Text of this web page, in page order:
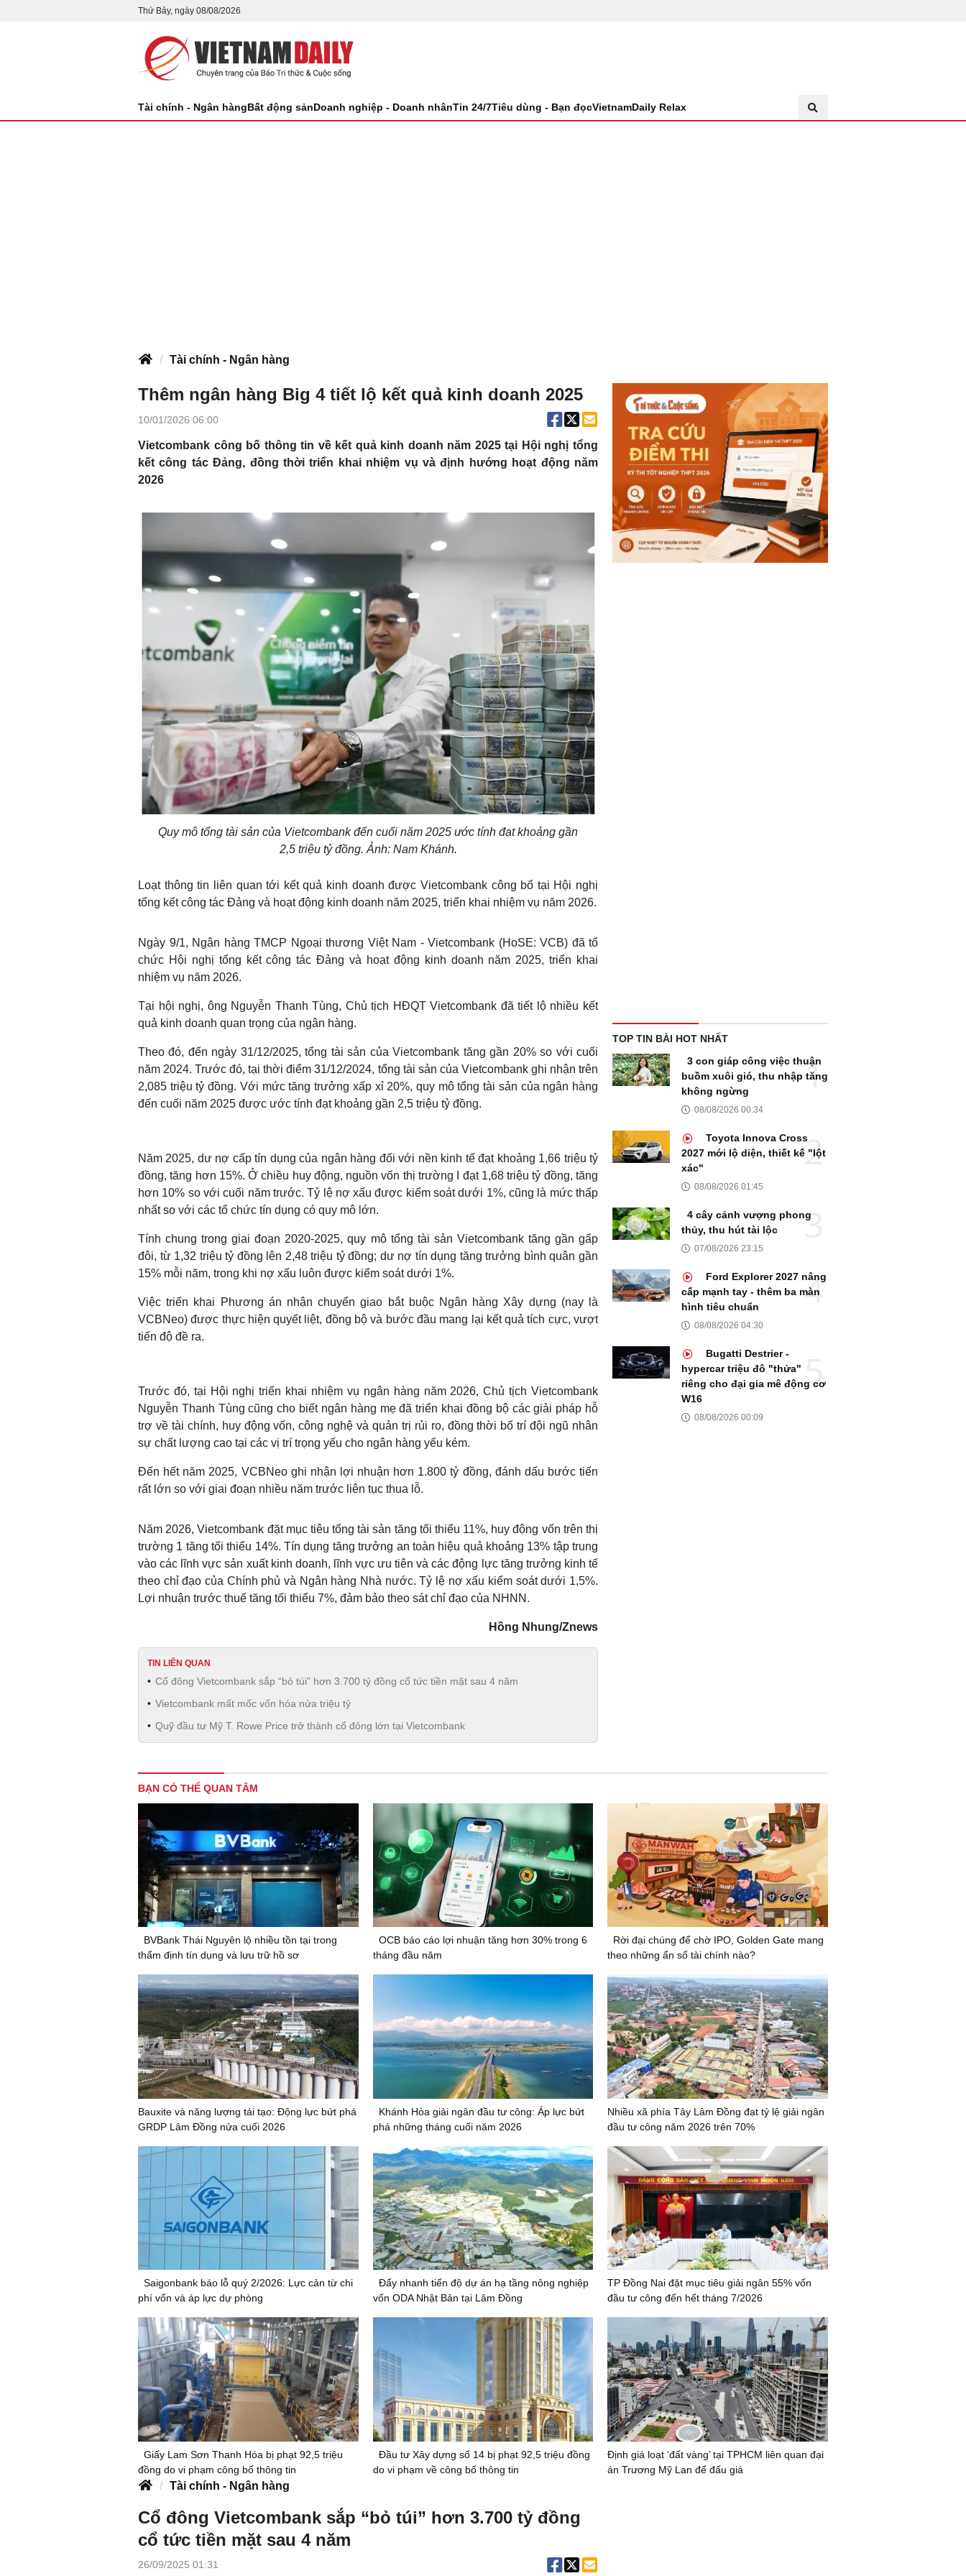
Thứ Bảy, ngày 08/08/2026
Tài chính - Ngân hàngBất động sảnDoanh nghiệp - Doanh nhânTin 24/7Tiêu dùng - Bạn đọcVietnamDaily Relax
Tài chính - Ngân hàng
Thêm ngân hàng Big 4 tiết lộ kết quả kinh doanh 2025
10/01/2026 06:00
Vietcombank công bố thông tin về kết quả kinh doanh năm 2025 tại Hội nghị tổng
kết công tác Đảng, đồng thời triển khai nhiệm vụ và định hướng hoạt động năm
2026
Quy mô tổng tài sản của Vietcombank đến cuối năm 2025 ước tính đạt khoảng gần
2,5 triệu tỷ đồng. Ảnh: Nam Khánh.
Loạt thông tin liên quan tới kết quả kinh doanh được Vietcombank công bố tại Hội nghị
tổng kết công tác Đảng và hoạt động kinh doanh năm 2025, triển khai nhiệm vụ năm 2026.
Ngày 9/1, Ngân hàng TMCP Ngoại thương Việt Nam - Vietcombank (HoSE: VCB) đã tổ
chức Hội nghị tổng kết công tác Đảng và hoạt động kinh doanh năm 2025, triển khai
nhiệm vụ năm 2026.
Tại hội nghị, ông Nguyễn Thanh Tùng, Chủ tịch HĐQT Vietcombank đã tiết lộ nhiều kết
quả kinh doanh quan trọng của ngân hàng.
Theo đó, đến ngày 31/12/2025, tổng tài sản của Vietcombank tăng gần 20% so với cuối
năm 2024. Trước đó, tại thời điểm 31/12/2024, tổng tài sản của Vietcombank ghi nhận trên
2,085 triệu tỷ đồng. Với mức tăng trưởng xấp xỉ 20%, quy mô tổng tài sản của ngân hàng
đến cuối năm 2025 được ước tính đạt khoảng gần 2,5 triệu tỷ đồng.
Năm 2025, dư nợ cấp tín dụng của ngân hàng đối với nền kinh tế đạt khoảng 1,66 triệu tỷ
đồng, tăng hơn 15%. Ở chiều huy động, nguồn vốn thị trường I đạt 1,68 triệu tỷ đồng, tăng
hơn 10% so với cuối năm trước. Tỷ lệ nợ xấu được kiểm soát dưới 1%, cũng là mức thấp
nhất so với các tổ chức tín dụng có quy mô lớn.
Tính chung trong giai đoạn 2020-2025, quy mô tổng tài sản Vietcombank tăng gần gấp
đôi, từ 1,32 triệu tỷ đồng lên 2,48 triệu tỷ đồng; dư nợ tín dụng tăng trưởng bình quân gần
15% mỗi năm, trong khi nợ xấu luôn được kiểm soát dưới 1%.
Việc triển khai Phương án nhận chuyển giao bắt buộc Ngân hàng Xây dựng (nay là
VCBNeo) được thực hiện quyết liệt, đồng bộ và bước đầu mang lại kết quả tích cực, vượt
tiến độ đề ra.
Trước đó, tại Hội nghị triển khai nhiệm vụ ngân hàng năm 2026, Chủ tịch Vietcombank
Nguyễn Thanh Tùng cũng cho biết ngân hàng mẹ đã triển khai đồng bộ các giải pháp hỗ
trợ về tài chính, huy động vốn, công nghệ và quản trị rủi ro, đồng thời bố trí đội ngũ nhân
sự chất lượng cao tại các vị trí trọng yếu cho ngân hàng yếu kém.
Đến hết năm 2025, VCBNeo ghi nhận lợi nhuận hơn 1.800 tỷ đồng, đánh dấu bước tiến
rất lớn so với giai đoạn nhiều năm trước liên tục thua lỗ.
Năm 2026, Vietcombank đặt mục tiêu tổng tài sản tăng tối thiểu 11%, huy động vốn trên thị
trường 1 tăng tối thiểu 14%. Tín dụng tăng trưởng an toàn hiệu quả khoảng 13% tập trung
vào các lĩnh vực sản xuất kinh doanh, lĩnh vực ưu tiên và các động lực tăng trưởng kinh tế
theo chỉ đạo của Chính phủ và Ngân hàng Nhà nước. Tỷ lệ nợ xấu kiểm soát dưới 1,5%.
Lợi nhuận trước thuế tăng tối thiểu 7%, đảm bảo theo sát chỉ đạo của NHNN.
Hồng Nhung/Znews
TIN LIÊN QUAN
Cổ đông Vietcombank sắp “bỏ túi” hơn 3.700 tỷ đồng cổ tức tiền mặt sau 4 năm
Vietcombank mất mốc vốn hóa nửa triệu tỷ
Quỹ đầu tư Mỹ T. Rowe Price trở thành cổ đông lớn tại Vietcombank
TOP TIN BÀI HOT NHẤT
3 con giáp công việc thuận
buồm xuôi gió, thu nhập tăng
không ngừng
08/08/2026 00:34
Toyota Innova Cross
2027 mới lộ diện, thiết kế "lột
xác"
08/08/2026 01:45
4 cây cảnh vượng phong
thủy, thu hút tài lộc
07/08/2026 23:15
Ford Explorer 2027 nâng
cấp mạnh tay - thêm ba màn
hình tiêu chuẩn
08/08/2026 04:30
Bugatti Destrier -
hypercar triệu đô "thửa"
riêng cho đại gia mê động cơ
W16
08/08/2026 00:09
BẠN CÓ THỂ QUAN TÂM
BVBank Thái Nguyên lộ nhiều tồn tại trong
thẩm định tín dụng và lưu trữ hồ sơ
OCB báo cáo lợi nhuận tăng hơn 30% trong 6
tháng đầu năm
Rời đại chúng để chờ IPO, Golden Gate mang
theo những ẩn số tài chính nào?
Bauxite và năng lượng tái tạo: Động lực bứt phá
GRDP Lâm Đồng nửa cuối 2026
Khánh Hòa giải ngân đầu tư công: Áp lực bứt
phá những tháng cuối năm 2026
Nhiều xã phía Tây Lâm Đồng đạt tỷ lệ giải ngân
đầu tư công năm 2026 trên 70%
Saigonbank báo lỗ quý 2/2026: Lực cản từ chi
phí vốn và áp lực dự phòng
Đẩy nhanh tiến độ dự án hạ tầng nông nghiệp
vốn ODA Nhật Bản tại Lâm Đồng
TP Đồng Nai đặt mục tiêu giải ngân 55% vốn
đầu tư công đến hết tháng 7/2026
Giấy Lam Sơn Thanh Hóa bị phạt 92,5 triệu
đồng do vi phạm công bố thông tin
Đầu tư Xây dựng số 14 bị phạt 92,5 triệu đồng
do vi phạm về công bố thông tin
Định giá loạt ‘đất vàng’ tại TPHCM liên quan đại
án Trương Mỹ Lan để đấu giá
Tài chính - Ngân hàng
Cổ đông Vietcombank sắp “bỏ túi” hơn 3.700 tỷ đồng
cổ tức tiền mặt sau 4 năm
26/09/2025 01:31